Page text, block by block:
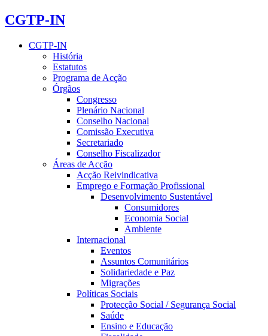
CGTP-IN
CGTP-IN
História
Estatutos
Programa de Acção
Órgãos
Congresso
Plenário Nacional
Conselho Nacional
Comissão Executiva
Secretariado
Conselho Fiscalizador
Áreas de Acção
Acção Reivindicativa
Emprego e Formação Profissional
Desenvolvimento Sustentável
Consumidores
Economia Social
Ambiente
Internacional
Eventos
Assuntos Comunitários
Solidariedade e Paz
Migrações
Políticas Sociais
Protecção Social / Segurança Social
Saúde
Ensino e Educação